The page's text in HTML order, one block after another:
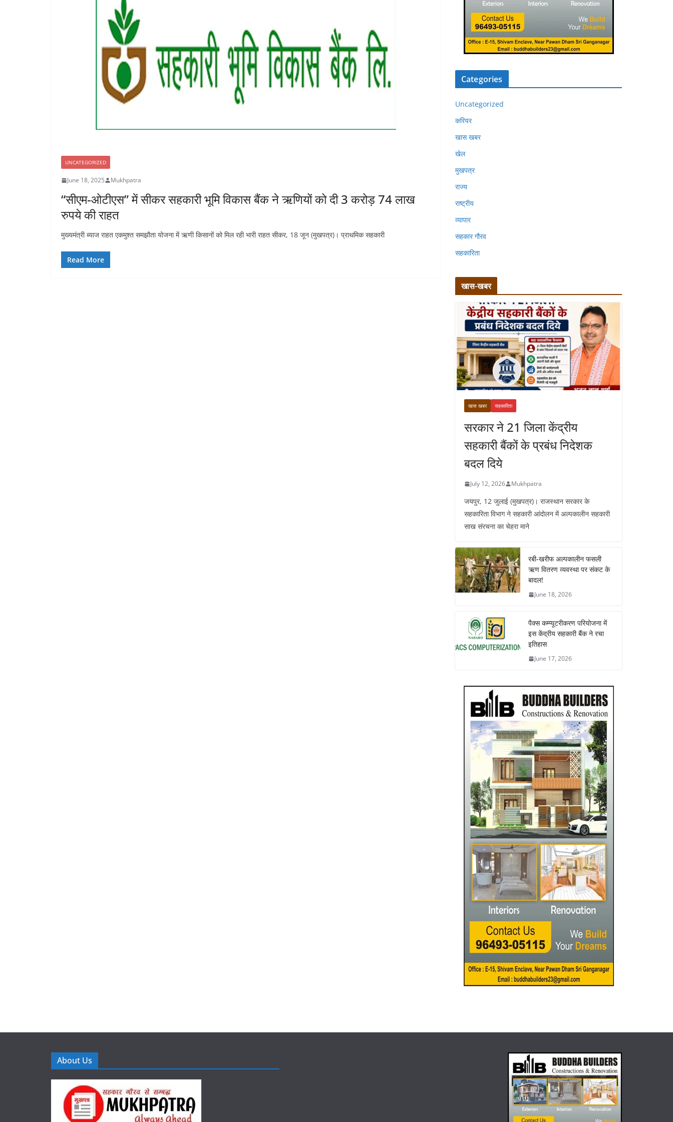
UNCATEGORIZED
June 18, 2025 Mukhpatra
“सीएम-ओटीएस” में सीकर सहकारी भूमि विकास बैंक ने ऋणियों को दी 3 करोड़ 74 लाख
रुपये की राहत
मुख्यमंत्री ब्याज राहत एकमुश्त समझौता योजना में ऋणी किसानों को मिल रही भारी राहत सीकर, 18 जून (मुखपत्र)। प्राथमिक सहकारी
Read More
Categories
Uncategorized
करियर
खास खबर
खेल
मुखपत्र
राज्य
राष्ट्रीय
व्यापार
सहकार गौरव
सहकारिता
खास-खबर
खास खबर सहकारिता
सरकार ने 21 जिला केंद्रीय
सहकारी बैंकों के प्रबंध निदेशक
बदल दिये
July 12, 2026 Mukhpatra
जयपुर, 12 जुलाई (मुखपत्र)। राजस्थान सरकार के
सहकारिता विभाग ने सहकारी आंदोलन में अल्पकालीन सहकारी
साख संरचना का चेहरा माने
रबी-खरीफ अल्पकालीन फसली
ऋण वितरण व्यवस्था पर संकट के
बादल!
June 18, 2026
पैक्स कम्प्यूटरीकरण परियोजना में
इस केंद्रीय सहकारी बैंक ने रचा
इतिहास
June 17, 2026
About Us